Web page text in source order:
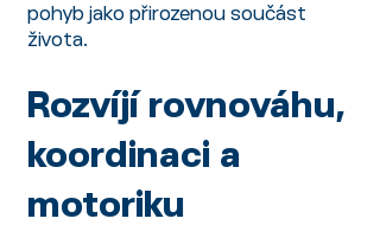
pohyb jako přirozenou součást
života.
Rozvíjí rovnováhu,
koordinaci a
motoriku